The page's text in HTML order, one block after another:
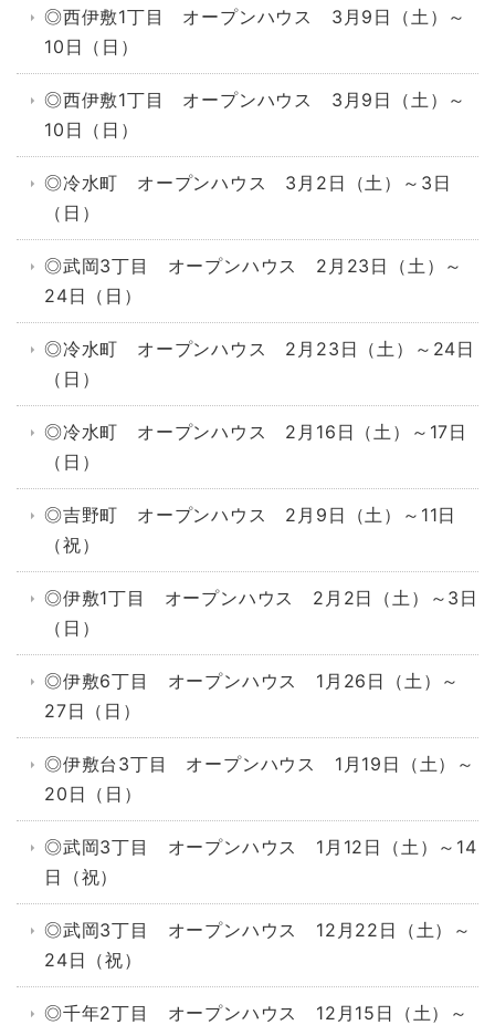
◎西伊敷1丁目 オープンハウス 3月9日（土）～
10日（日）
◎西伊敷1丁目 オープンハウス 3月9日（土）～
10日（日）
◎冷水町 オープンハウス 3月2日（土）～3日
（日）
◎武岡3丁目 オープンハウス 2月23日（土）～
24日（日）
◎冷水町 オープンハウス 2月23日（土）～24日
（日）
◎冷水町 オープンハウス 2月16日（土）～17日
（日）
◎吉野町 オープンハウス 2月9日（土）～11日
（祝）
◎伊敷1丁目 オープンハウス 2月2日（土）～3日
（日）
◎伊敷6丁目 オープンハウス 1月26日（土）～
27日（日）
◎伊敷台3丁目 オープンハウス 1月19日（土）～
20日（日）
◎武岡3丁目 オープンハウス 1月12日（土）～14
日（祝）
◎武岡3丁目 オープンハウス 12月22日（土）～
24日（祝）
◎千年2丁目 オープンハウス 12月15日（土）～